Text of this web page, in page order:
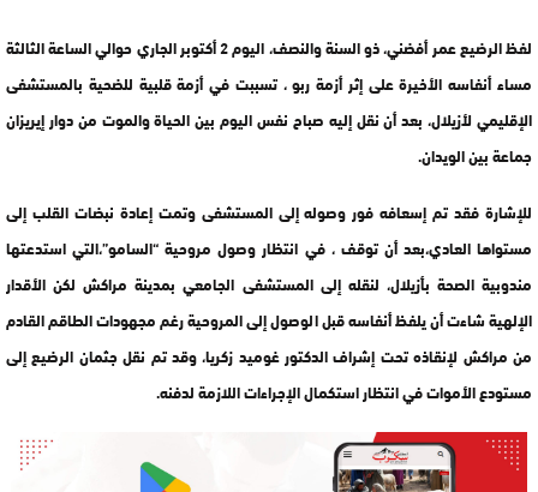
لفظ الرضيع عمر أفضني، ذو السنة والنصف، اليوم 2 أكتوبر الجاري حوالي الساعة الثالثة
مساء أنفاسه الأخيرة على إثر أزمة ربو ، تسببت في أزمة قلبية للضحية بالمستشفى
الإقليمي لأزيلال، بعد أن نقل إليه صباح نفس اليوم بين الحياة والموت من دوار إيريزان
جماعة بين الويدان.
للإشارة فقد تم إسعافه فور وصوله إلى المستشفى وتمت إعادة نبضات القلب إلى
مستواها العادي،بعد أن توقف ، في انتظار وصول مروحية “السامو”،التي استدعتها
مندوبية الصحة بأزيلال، لنقله إلى المستشفى الجامعي بمدينة مراكش لكن الأقدار
الإلهية شاءت أن يلفظ أنفاسه قبل الوصول إلى المروحية رغم مجهودات الطاقم القادم
من مراكش لإنقاذه تحت إشراف الدكتور غوميد زكريا، وقد تم نقل جثمان الرضيع إلى
مستودع الأموات في انتظار استكمال الإجراءات اللازمة لدفنه.